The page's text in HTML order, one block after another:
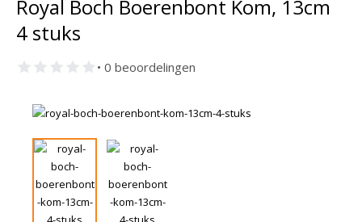
Royal Boch Boerenbont Kom, 13cm
4 stuks
• 0 beoordelingen